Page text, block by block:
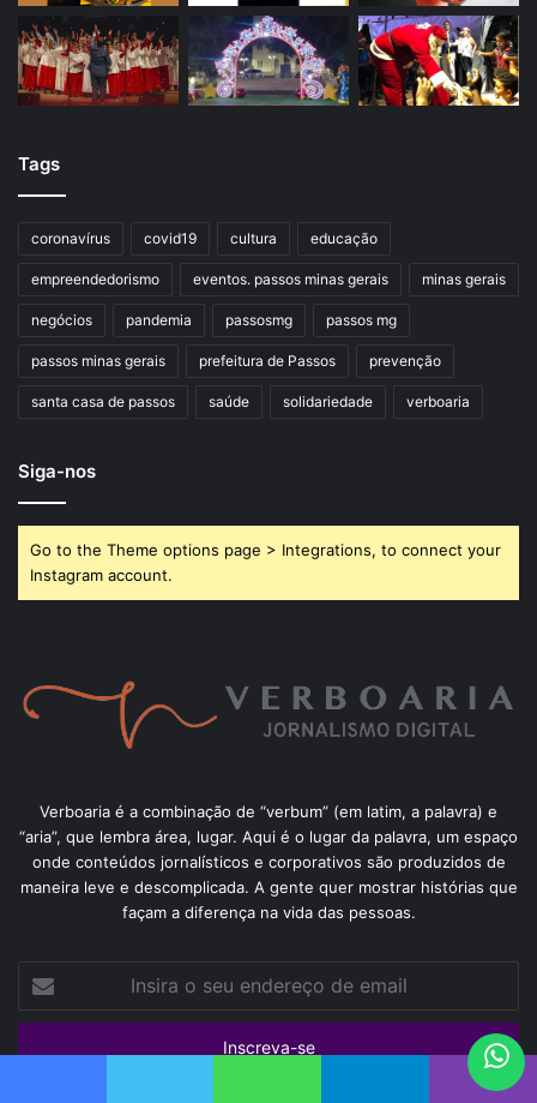
Tags
coronavírus covid19 cultura educação
empreendedorismo eventos. passos minas gerais minas gerais
negócios pandemia passosmg passos mg
passos minas gerais prefeitura de Passos prevenção
santa casa de passos saúde solidariedade verboaria
Siga-nos
Go to the Theme options page > Integrations, to connect your
Instagram account.
Verboaria é a combinação de “verbum” (em latim, a palavra) e
“aria”, que lembra área, lugar. Aqui é o lugar da palavra, um espaço
onde conteúdos jornalísticos e corporativos são produzidos de
maneira leve e descomplicada. A gente quer mostrar histórias que
façam a diferença na vida das pessoas.
seu